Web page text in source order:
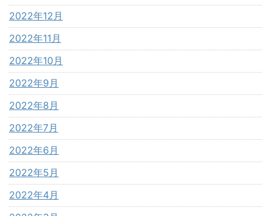
2022年12月
2022年11月
2022年10月
2022年9月
2022年8月
2022年7月
2022年6月
2022年5月
2022年4月